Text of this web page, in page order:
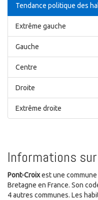
Tendance politique des
Extrême gauche
Gauche
Centre
Droite
Extrême droite
Informations
Pont-Croixest une
Bretagne en France. Son
4 autres communes. Les